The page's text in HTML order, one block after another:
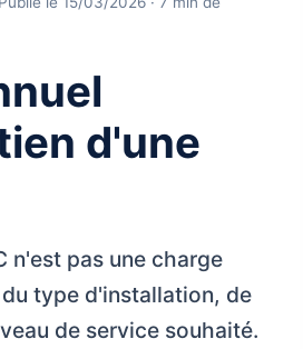
d'une
n'est pas une charge
type d'installation, de
de service souhaité.